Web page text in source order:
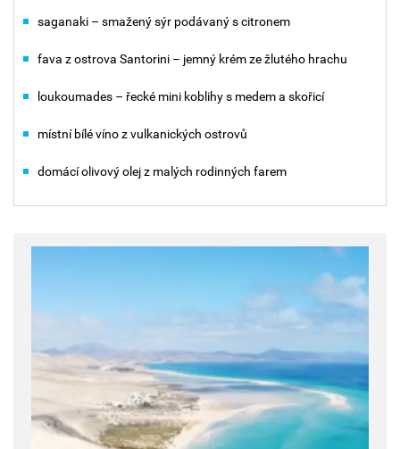
saganaki – smažený sýr podávaný s citronem
fava z ostrova Santorini – jemný krém ze žlutého hrachu
loukoumades – řecké mini koblihy s medem a skořicí
místní bílé víno z vulkanických ostrovů
domácí olivový olej z malých rodinných farem